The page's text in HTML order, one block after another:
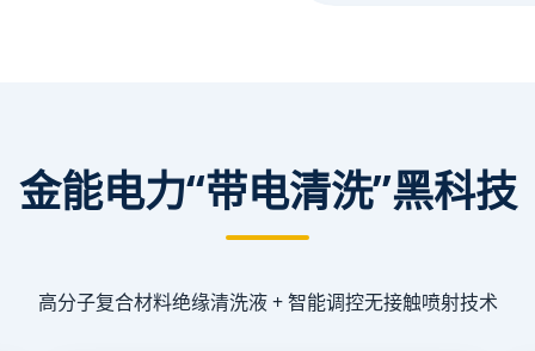
金能电力“带电清洗”黑科技
高分子复合材料绝缘清洗液 + 智能调控无接触喷射技术